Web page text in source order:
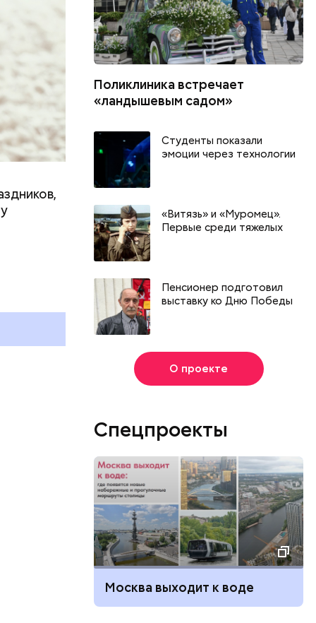
День разглядывания
горизонта и День пьяного
курсанта: какие праздники
отмечают в России и мире 5
праздники
и мире 9
Поликлиника встречает
«ландышевым садом»
Студенты показали
эмоции через технологии
«Витязь» и «Муромец».
Первые среди тяжелых
Пенсионер подготовил
выставку ко Дню Победы
О проекте
Спецпроекты
Москва выходит к воде